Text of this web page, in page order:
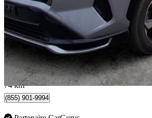
SE AWD78 874 km
37 200 $
653 $/mois env.
Toronto, ON
74 km
(855) 901-9994